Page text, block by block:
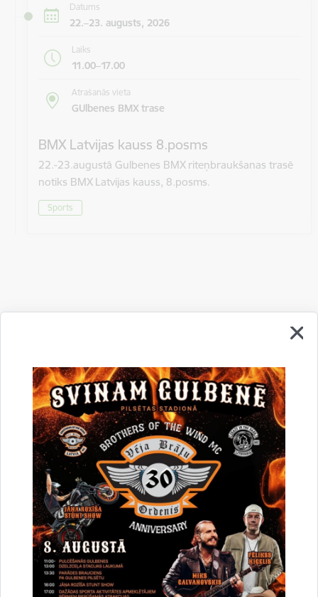
Datums
22.–23. augusts, 2026
Laiks
11.00–17.00
Atrašanās vieta
GUlbenes BMX trase
BMX Latvijas kauss 8.posms
22.-23.augustā Gulbenes BMX riteņbraukšanas trasē
notiks BMX Latvijas kauss, 8.posms.
Sports
Vai šī informācija bija noderīga?